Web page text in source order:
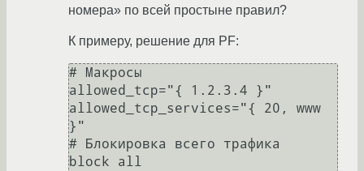
номера» по всей простыне правил?
К примеру, решение для PF:
# Макросы
allowed_tcp="{ 1.2.3.4 }"
allowed_tcp_services="{ 20, www
}"
# Блокировка всего трафика
block all